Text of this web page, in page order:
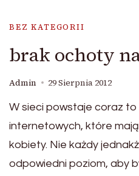
BEZ KATEGORII
brak ochoty
Admin 29 Sierpnia 2012
W sieci powstaje coraz
internetowych, które
kobiety. Nie każdy
odpowiedni poziom, aby